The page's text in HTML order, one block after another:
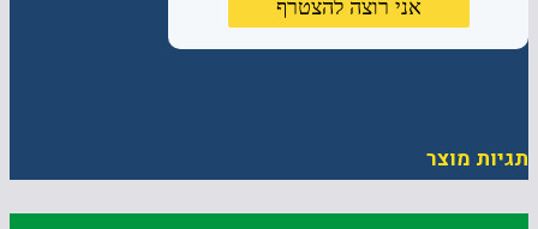
תגיות מוצר